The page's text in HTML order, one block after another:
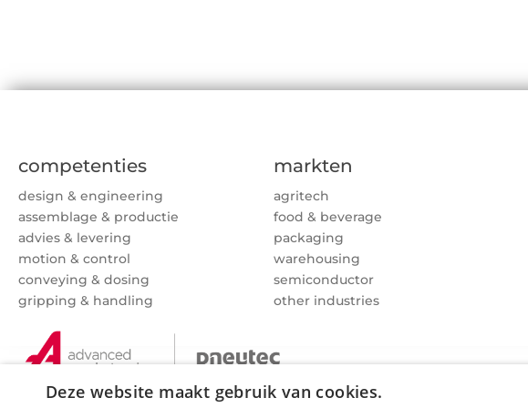
competenties
design & engineering
assemblage & productie
advies & levering
motion & control
conveying & dosing
gripping & handling
markten
agritech
food & beverage
packaging
warehousing
semiconductor
other industries
Deze website maakt gebruik van cookies.